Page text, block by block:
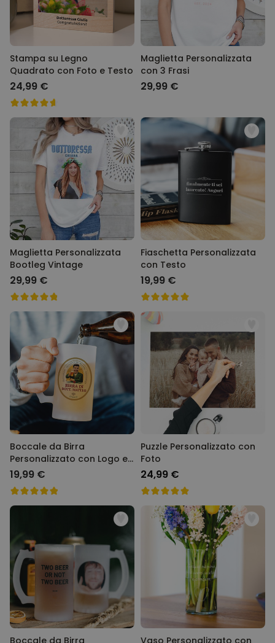
Stampa su Legno
Quadrato con Foto e Testo
24,99 €
Maglietta Personalizzata
con 3 Frasi
29,99 €
Maglietta Personalizzata
Bootleg Vintage
29,99 €
Fiaschetta Personalizzata
con Testo
19,99 €
Boccale da Birra
Personalizzato con Logo e
Faccia
19,99 €
Puzzle Personalizzato con
Foto
24,99 €
Boccale da Birra
Vaso Personalizzato con